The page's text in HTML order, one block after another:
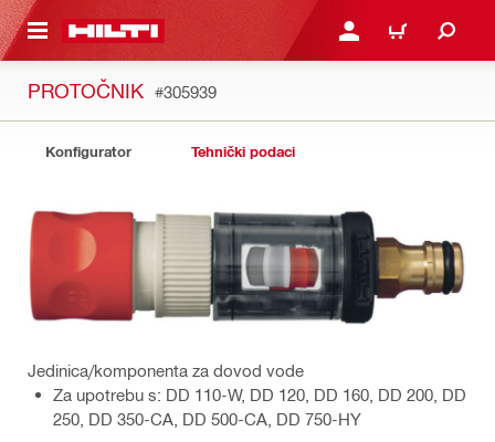
GLAVNI SADRŽAJ PRIJAVI SE ILI SE
KOŠARICA
PROTOČNIK #305939
Konfigurator Tehnički podaci
Jedinica/komponenta za dovod vode
Za upotrebu s: DD 110-W, DD 120, DD 160, DD 200, DD
250, DD 350-CA, DD 500-CA, DD 750-HY